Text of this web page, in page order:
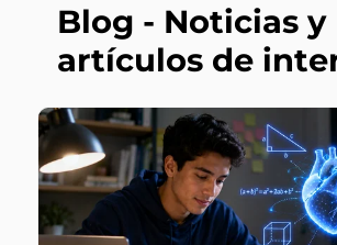
Blog - Noticias y
artículos de